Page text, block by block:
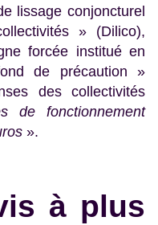
lissage conjoncturel
» (Dilico),
forcée institué en
de précaution »
des collectivités
de fonctionnement
».
à plus